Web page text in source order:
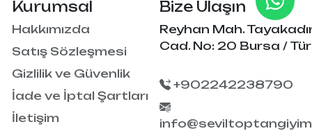
Kurumsal
Hakkımızda
Satış Sözleşmesi
Gizlilik ve Güvenlik
İade ve İptal Şartları
İletişim
Bize Ulaşın
Reyhan Mah.
Cad. No: 20 Bursa /
+902242238790